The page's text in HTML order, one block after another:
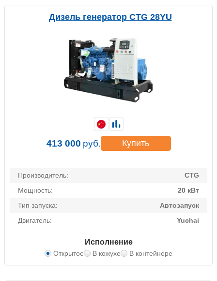
Дизель генератор CTG 28YU
Производитель:
CTG
Мощность:
20 кВт
Тип запуска:
Автозапуск
Двигатель:
Yuchai
Исполнение
Открытое В кожухе В контейнере
413 000 руб. Купить